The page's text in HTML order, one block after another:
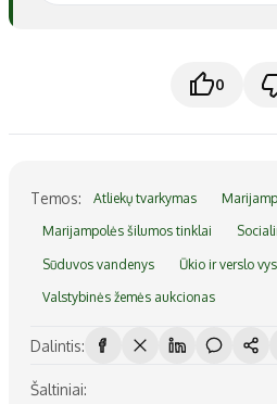
0
Temos: Atliekų tvarkymas
Marijampolės šilumos tinklai
Sūduvos vandenys Ūkio ir verslo
Valstybinės žemės aukcionas
Dalintis:
Šaltiniai: